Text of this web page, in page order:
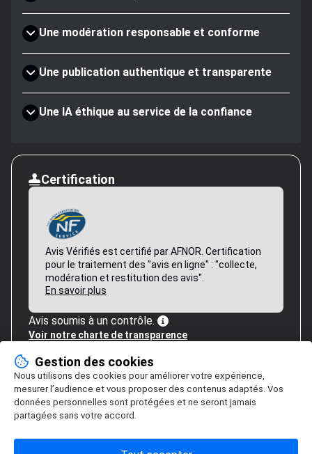
Une modération responsable et conforme
Une publication authentique et transparente
Une IA éthique au service de la confiance
Certification
Avis Vérifiés est certifié par AFNOR. Certification
pour le traitement des "avis en ligne" : "collecte,
modération et restitution des avis".
En savoir plus
Avis soumis à un contrôle.
Voir notre charte de transparence
Gestion des cookies
Nous utilisons des cookies pour améliorer votre expérience,
mesurer l’audience et vous proposer des contenus adaptés. Vos
données personnelles sont protégées et ne seront jamais
partagées sans votre accord.